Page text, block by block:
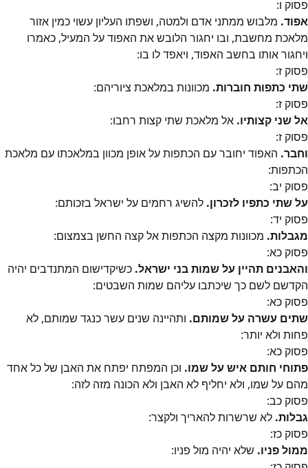
פסוק ו:
אפוד. מלבוש ממתני אדם ולמטה, ושפתו העליון עשוי כמין אזור
מלאכת מחשבת, ובו יחגור הלובש את האפוד על המעיל, כאמרו
ויחגור אותו בחשב האפוד, ויאפד לו בו:
פסוק ז:
שתי כתפות חוברות. מכוונות במלאכת ציוריהם:
פסוק ז:
אל שני קצותיו. אל מלאכת שתי קצות רחבו:
פסוק ז:
וחבר. האפוד יחובר עם הכתפות על אופן מכוון במלאכתו עם מלאכת
הכתפות:
פסוק יב:
על שתי כתפיו לזכרון. להשיג רחמים על ישראל בזכותם:
פסוק יד:
מגבלות. מכוונות מקצה הכתפות אל קצה החשן בצמצום:
פסוק כא:
והאבנים תהיין על שמות בני ישראל. כשיקדישום המתנדבים יהיה
הקדשם לשם כך שיכתבו עליהם שמות השבטים:
פסוק כא:
שתים עשרה על שמותם. ותהיינה שנים עשר כנגד שמותם, לא
פחות ולא יותר:
פסוק כא:
פתוחי חותם איש על שמו. וכן המפתח יפתח את האבן של כל אחד
מהם על שמו, ולא יחליף לא האבן ולא הכונה מזה לזה:
פסוק כב:
גבלות. לא שרשרות להאריך ולקצר:
פסוק כז:
ממול פניו. שלא יהיה מול פניו: